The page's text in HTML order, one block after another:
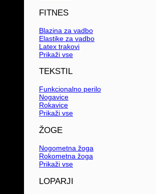
FITNES
Blazina za vadbo
Elastike za vadbo
Latex trakovi
Prikaži vse
TEKSTIL
Funkcionalno perilo
Nogavice
Rokavice
Prikaži vse
ŽOGE
Nogometna žoga
Rokometna žoga
Prikaži vse
LOPARJI